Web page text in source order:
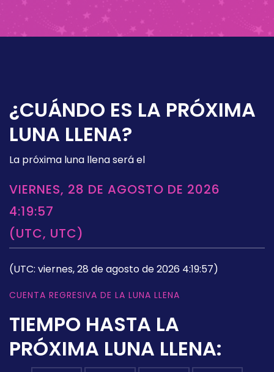
¿CUÁNDO ES LA PRÓXIMA
LUNA LLENA?
La próxima luna llena será el
VIERNES, 28 DE AGOSTO DE 2026
4:19:57
(UTC, UTC)
(UTC: viernes, 28 de agosto de 2026 4:19:57)
CUENTA REGRESIVA DE LA LUNA LLENA
TIEMPO HASTA LA
PRÓXIMA LUNA LLENA: